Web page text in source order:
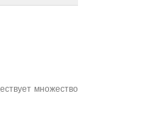
множество